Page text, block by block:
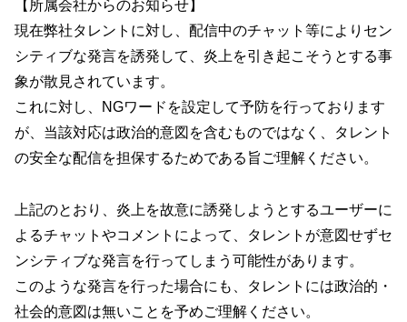
【所属会社からのお知らせ】
現在弊社タレントに対し、配信中のチャット等によりセン
シティブな発言を誘発して、炎上を引き起こそうとする事
象が散見されています。
これに対し、NGワードを設定して予防を行っております
が、当該対応は政治的意図を含むものではなく、タレント
の安全な配信を担保するためである旨ご理解ください。
上記のとおり、炎上を故意に誘発しようとするユーザーに
よるチャットやコメントによって、タレントが意図せずセ
ンシティブな発言を行ってしまう可能性があります。
このような発言を行った場合にも、タレントには政治的・
社会的意図は無いことを予めご理解ください。